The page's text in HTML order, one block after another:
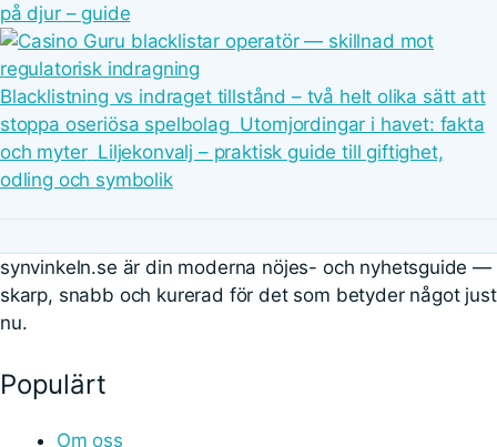
på djur – guide
Blacklistning vs indraget tillstånd – två helt olika sätt att
stoppa oseriösa spelbolag Utomjordingar i havet: fakta
och myter Liljekonvalj – praktisk guide till giftighet,
odling och symbolik
synvinkeln.se är din moderna nöjes- och nyhetsguide —
skarp, snabb och kurerad för det som betyder något just
nu.
Populärt
Om oss